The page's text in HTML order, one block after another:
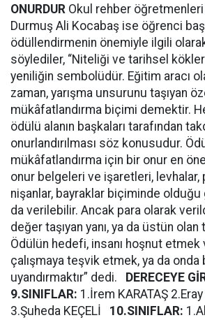
ONURDUR Okul rehber
Durmuş Ali Kocabaş ise öğrenci
ödüllendirmenin önemiyle ilgili
söylediler, “Niteliği ve tarihsel
yeniliğin sembolüdür. Eğitim aracı
zaman, yarışma unsurunu taşıyan
mükâfatlandırma biçimi demektir.
ödülü alanın başkaları tarafından
onurlandırılması söz konusudur.
mükâfatlandırma için bir onur en
onur belgeleri ve işaretleri, levhalar,
nişanlar, bayraklar biçiminde olduğu
da verilebilir. Ancak para olarak
değer taşıyan yanı, ya da üstün olan
Ödülün hedefi, insanı hoşnut etmek
çalışmaya teşvik etmek, ya da onda
uyandırmaktır” dedi.
DERECEYE
9.SINIFLAR: 1.İrem KARATAŞ
3.Şuheda KEÇELİ 10.SINIFLAR: